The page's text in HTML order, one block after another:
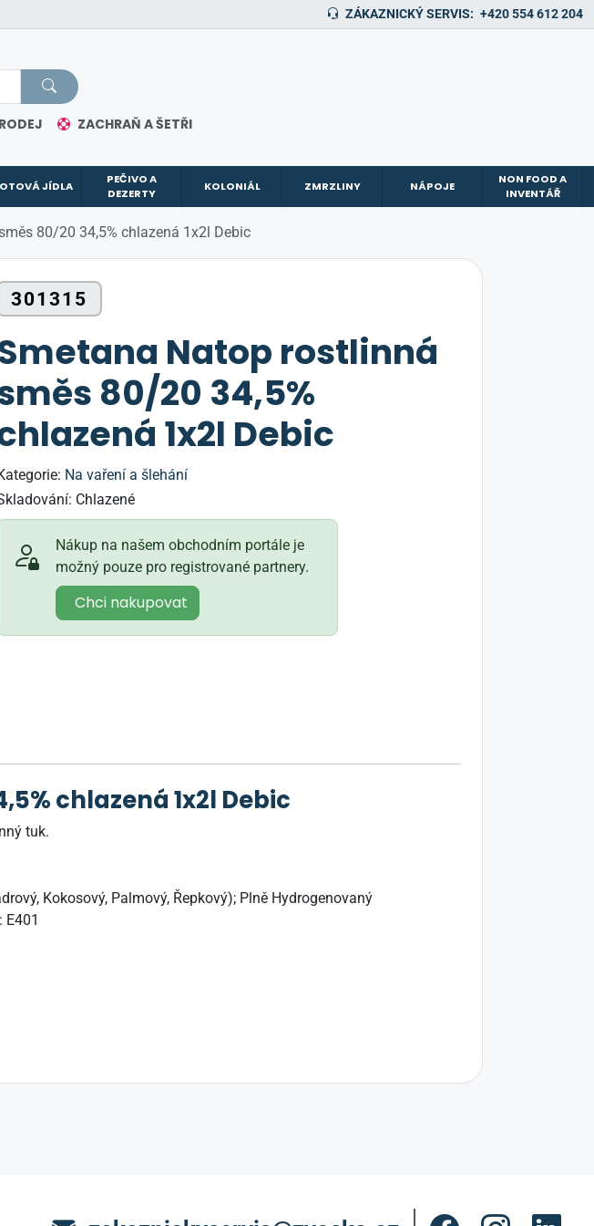
ZÁKAZNICKÝ SERVIS: +420 554 612 204
ZACHRAŇ A ŠETŘI
JÍDLA
PEČIVO A
DEZERTY
KOLONIÁL ZMRZLINY NÁPOJE
NON FOOD A
INVENTÁŘ
80/20 34,5% chlazená 1x2l Debic
301315
Natop rostlinná
80/20 34,5%
1x2l Debic
Na vaření a šlehání
Chlazené
Nákup na našem obchodním portále je
možný pouze pro registrované partnery.
Chci nakupovat
chlazená 1x2l Debic
tuk.
Kokosový, Palmový, Řepkový); Plně Hydrogenovaný
E401